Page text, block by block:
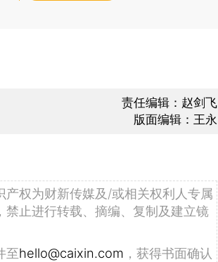
责任编辑：赵剑飞
版面编辑：王永
产权为财新传媒及/或相关权利人专属
禁止进行转载、摘编、复制及建立镜
至hello@caixin.com ，获得书面确认